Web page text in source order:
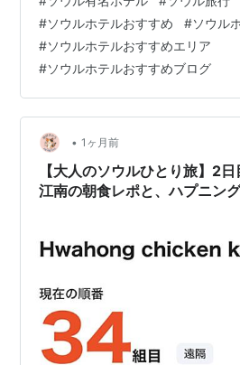
気が両立しており、大人の滞在に
て人気を集めています。 現地の文
モダンが息づく多様な文化が根付
厳な美しさ、韓屋村の静謐な佇ま
に見られる活気あるストリートカ
人々に感動を与えます。特に、韓
#ソウルホテルおすすめ #ソウル
#ソウルホテルおすすめエリア
#ソウルホテルおすすめブログ
• 1ヶ月前
【大人のソウルひとり旅】2
江南の朝食レポと、ハプニン